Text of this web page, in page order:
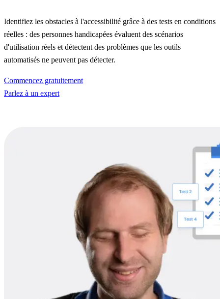
Identifiez les obstacles à l'accessibilité grâce à des tests en conditions
réelles : des personnes handicapées évaluent des scénarios
d'utilisation réels et détectent des problèmes que les outils
automatisés ne peuvent pas détecter.
Commencez gratuitement
Parlez à un expert